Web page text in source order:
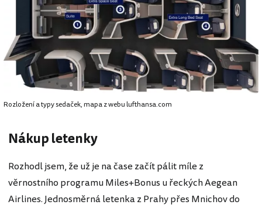
Rozložení a typy sedaček, mapa z webu lufthansa.com
Nákup letenky
Rozhodl jsem, že už je na čase začít pálit míle z
věrnostního programu Miles+Bonus u řeckých Aegean
Airlines. Jednosměrná letenka z Prahy přes Mnichov do